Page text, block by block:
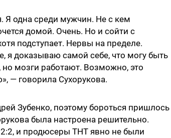
Я одна среди мужчин. Не с кем
домой. Очень. Но и сойти с
подступает. Нервы на пределе.
доказываю самой себе, что могу быть
мозги работают. Возможно, это
— говорила Сухорукова.
Зубенко, поэтому бороться пришлось
была настроена решительно.
и продюсеры ТНТ явно не были